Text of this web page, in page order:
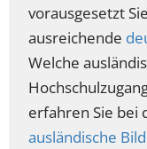
vorausgesetzt
ausreichende
Welche
erfahren Sie bei
ausländische